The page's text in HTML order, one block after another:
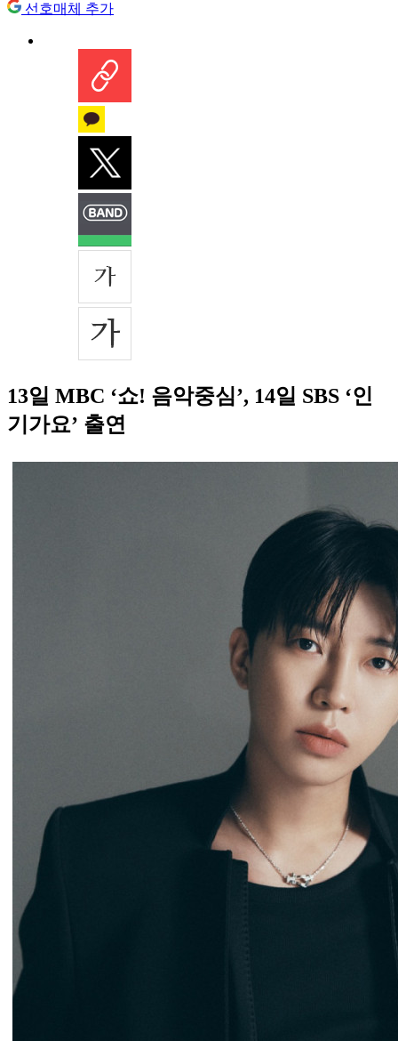
선호매체 추가
13일 MBC ‘쇼! 음악중심’, 14일 SBS ‘인
기가요’ 출연